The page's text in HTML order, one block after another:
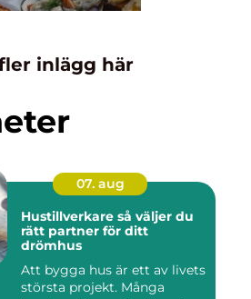
inlägg här
07. aug
Hustillverkare så väljer du
rätt partner för ditt
drömhus
Att bygga hus är ett av livets
största projekt. Många